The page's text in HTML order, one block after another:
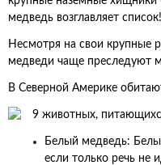
медведь возглавляет список!
Несмотря на свои крупные
медведи чаще преследуют
В Северной Америке
Белый медведь:
если только речь не